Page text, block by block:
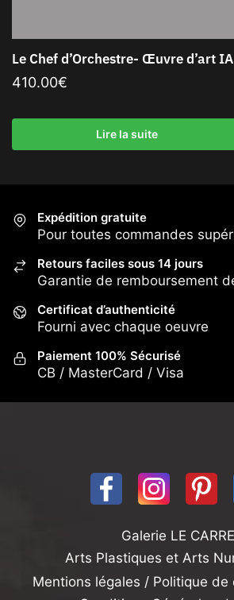
Le Chef d’Orchestre- Œuvre d’art IA
410.00€
Lire la suite
Expédition gratuite
Pour toutes commandes
Retours faciles sous 14 jours
Garantie de remboursement
Certificat d’authenticité
Fourni avec chaque oeuvre
Paiement 100% Sécurisé
CB / MasterCard / Visa
Galerie LE CARRE
Arts Plastiques et Arts
Mentions légales / Politique